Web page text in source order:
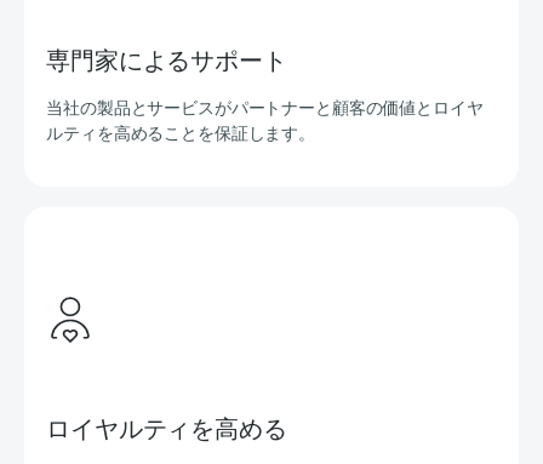
専門家によるサポート
当社の製品とサービスがパートナーと顧客の価値とロイヤ
ルティを高めることを保証します。
ロイヤルティを高める